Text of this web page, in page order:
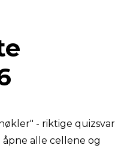
- riktige quizsvar
åpne alle cellene og